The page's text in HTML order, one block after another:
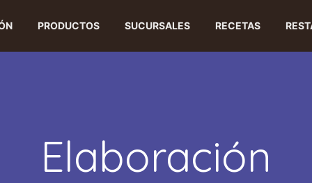
PRODUCTOS SUCURSALES RECETAS
Elaboración